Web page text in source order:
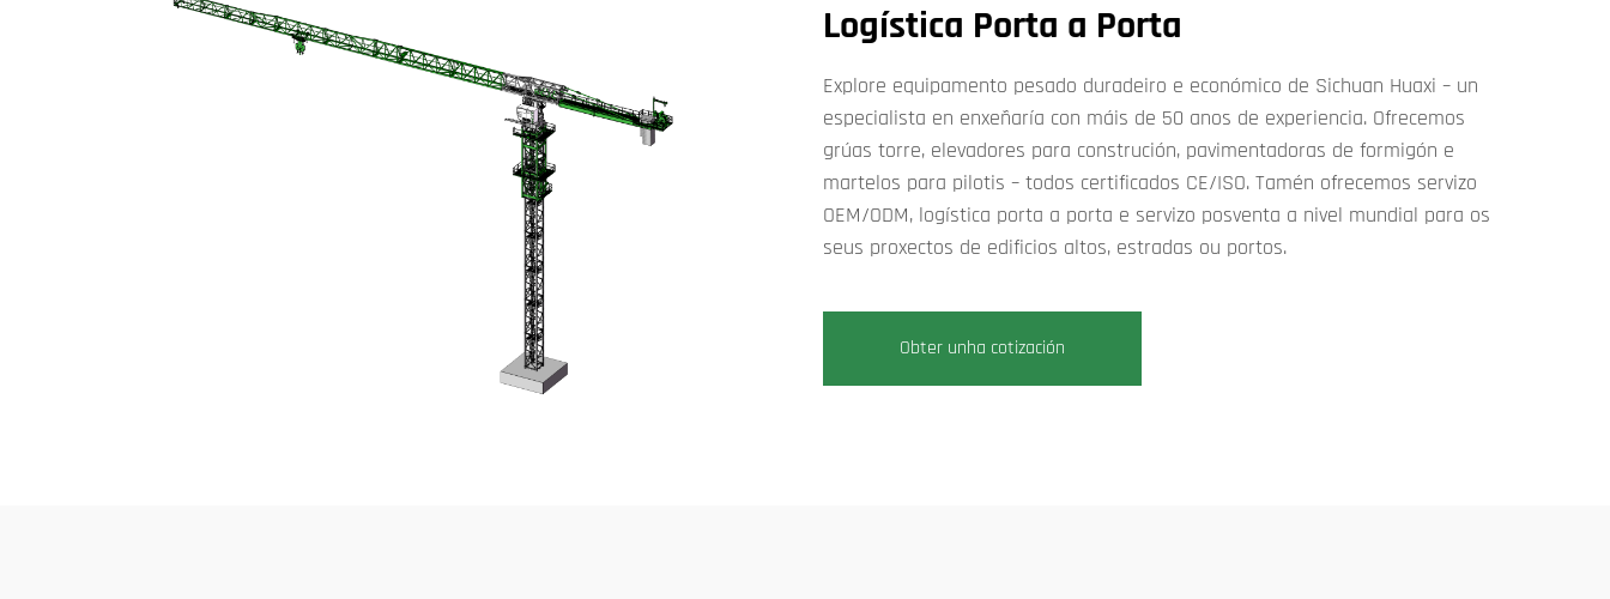
Logística Porta a Porta
Explore equipamento pesado duradeiro e económico de Sichuan Huaxi – un
especialista en enxeñaría con máis de 50 anos de experiencia. Ofrecemos
grúas torre, elevadores para construción, pavimentadoras de formigón e
martelos para pilotis – todos certificados CE/ISO. Tamén ofrecemos servizo
OEM/ODM, logística porta a porta e servizo posventa a nivel mundial para os
seus proxectos de edificios altos, estradas ou portos.
Obter unha cotización